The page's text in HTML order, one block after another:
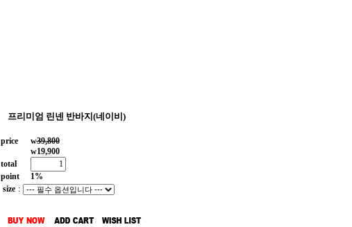
프리미엄 린넨 반바지(네이비)
price w39,800
w19,900
total
point
1%
size :